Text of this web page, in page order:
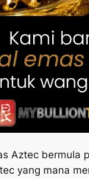
Aztec bermula
yang mana